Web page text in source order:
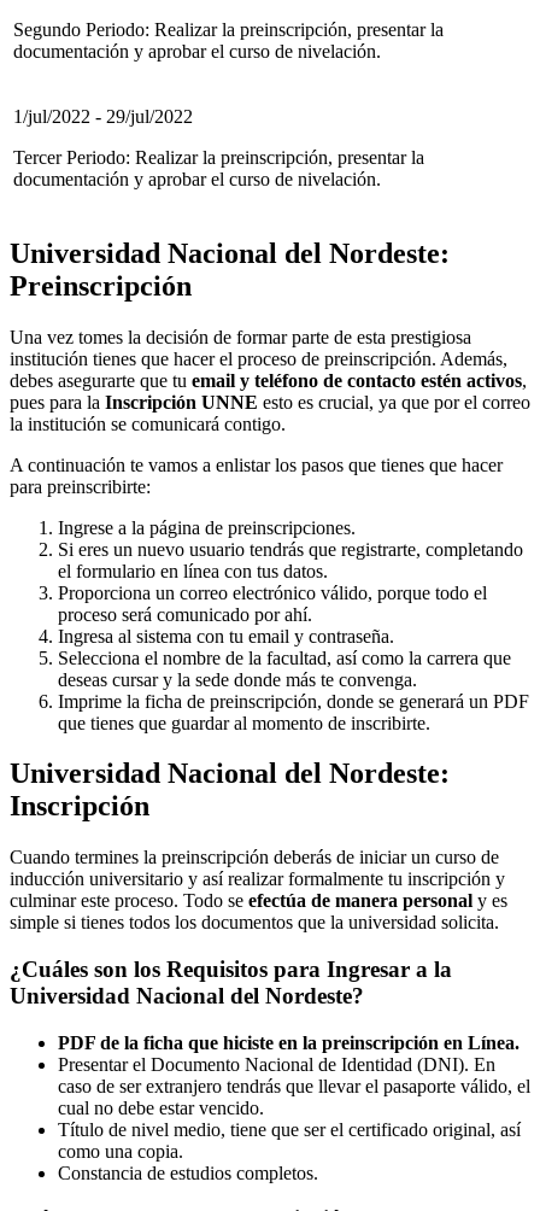
Segundo Periodo: Realizar la preinscripción, presentar la
documentación y aprobar el curso de nivelación.
1/jul/2022 - 29/jul/2022
Tercer Periodo: Realizar la preinscripción, presentar la
documentación y aprobar el curso de nivelación.
Universidad Nacional del Nordeste:
Preinscripción
Una vez tomes la decisión de formar parte de esta prestigiosa
institución tienes que hacer el proceso de preinscripción. Además,
debes asegurarte que tu email y teléfono de contacto estén activos,
pues para la Inscripción UNNE esto es crucial, ya que por el correo
la institución se comunicará contigo.
A continuación te vamos a enlistar los pasos que tienes que hacer
para preinscribirte:
Ingrese a la página de preinscripciones.
Si eres un nuevo usuario tendrás que registrarte, completando
el formulario en línea con tus datos.
Proporciona un correo electrónico válido, porque todo el
proceso será comunicado por ahí.
Ingresa al sistema con tu email y contraseña.
Selecciona el nombre de la facultad, así como la carrera que
deseas cursar y la sede donde más te convenga.
Imprime la ficha de preinscripción, donde se generará un PDF
que tienes que guardar al momento de inscribirte.
Universidad Nacional del Nordeste:
Inscripción
Cuando termines la preinscripción deberás de iniciar un curso de
inducción universitario y así realizar formalmente tu inscripción y
culminar este proceso. Todo se efectúa de manera personal y es
simple si tienes todos los documentos que la universidad solicita.
¿Cuáles son los Requisitos para Ingresar a la
Universidad Nacional del Nordeste?
PDF de la ficha que hiciste en la preinscripción en Línea.
Presentar el Documento Nacional de Identidad (DNI). En
caso de ser extranjero tendrás que llevar el pasaporte válido, el
cual no debe estar vencido.
Título de nivel medio, tiene que ser el certificado original, así
como una copia.
Constancia de estudios completos.